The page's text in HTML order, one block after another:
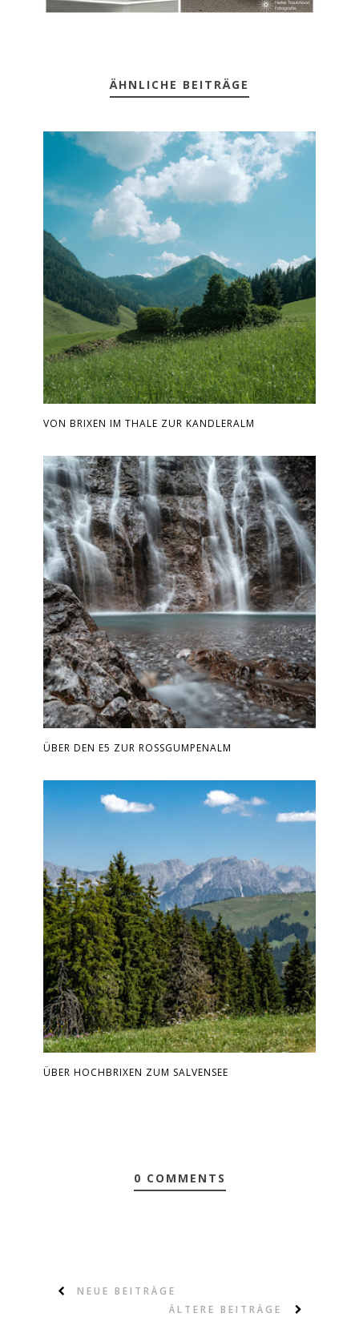
ÄHNLICHE BEITRÄGE
VON BRIXEN IM THALE ZUR KANDLERALM
ÜBER DEN E5 ZUR ROSSGUMPENALM
ÜBER HOCHBRIXEN ZUM SALVENSEE
0 COMMENTS
NEUE BEITRÄGE
ÄLTERE BEITRÄGE